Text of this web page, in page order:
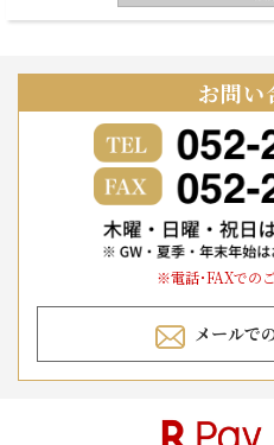
お問い
※電話･FAXでの
メールで